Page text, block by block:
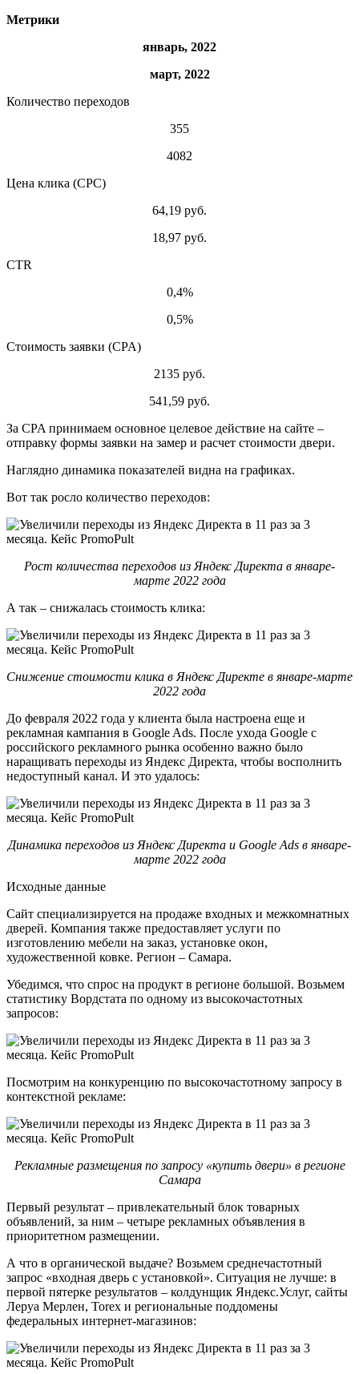
Метрики
январь, 2022
март, 2022
Количество переходов
355
4082
Цена клика (CPC)
64,19 руб.
18,97 руб.
CTR
0,4%
0,5%
Стоимость заявки (CPA)
2135 руб.
541,59 руб.
За CPA принимаем основное целевое действие на сайте –
отправку формы заявки на замер и расчет стоимости двери.
Наглядно динамика показателей видна на графиках.
Вот так росло количество переходов:
Рост количества переходов из Яндекс Директа в январе-
марте 2022 года
А так – снижалась стоимость клика:
Снижение стоимости клика в Яндекс Директе в январе-марте
2022 года
До февраля 2022 года у клиента была настроена еще и
рекламная кампания в Google Ads. После ухода Google с
российского рекламного рынка особенно важно было
наращивать переходы из Яндекс Директа, чтобы восполнить
недоступный канал. И это удалось:
Динамика переходов из Яндекс Директа и Google Ads в январе-
марте 2022 года
Исходные данные
Сайт специализируется на продаже входных и межкомнатных
дверей. Компания также предоставляет услуги по
изготовлению мебели на заказ, установке окон,
художественной ковке. Регион – Самара.
Убедимся, что спрос на продукт в регионе большой. Возьмем
статистику Вордстата по одному из высокочастотных
запросов:
Посмотрим на конкуренцию по высокочастотному запросу в
контекстной рекламе:
Рекламные размещения по запросу «купить двери» в регионе
Самара
Первый результат – привлекательный блок товарных
объявлений, за ним – четыре рекламных объявления в
приоритетном размещении.
А что в органической выдаче? Возьмем среднечастотный
запрос «входная дверь с установкой». Ситуация не лучше: в
первой пятерке результатов – колдунщик Яндекс.Услуг, сайты
Леруа Мерлен, Torex и региональные поддомены
федеральных интернет-магазинов: